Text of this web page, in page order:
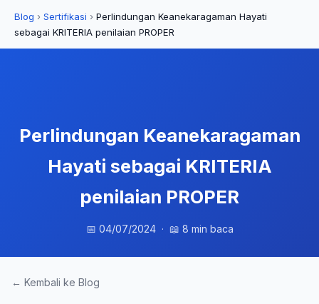
Blog › Sertifikasi › Perlindungan Keanekaragaman Hayati
sebagai KRITERIA penilaian PROPER
Perlindungan Keanekaragaman
Hayati sebagai KRITERIA
penilaian PROPER
📅 04/07/2024 · 📖 8 min baca
← Kembali ke Blog